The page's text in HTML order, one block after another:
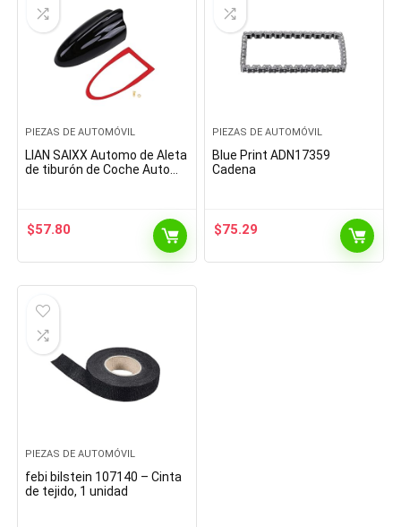
PIEZAS DE AUTOMÓVIL
LIAN SAIXX Automo de Aleta
de tiburón de Coche Auto
$57.80
PIEZAS DE AUTOMÓVIL
Blue Print ADN17359
Cadena
$75.29
PIEZAS DE AUTOMÓVIL
febi bilstein 107140 – Cinta
de tejido, 1 unidad